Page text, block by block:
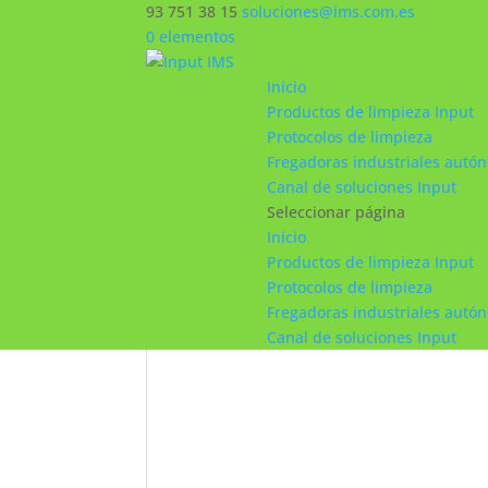
93 751 38 15 soluciones@ims.com.es
0 elementos
Inicio
Productos de limpieza Input
Protocolos de limpieza
Fregadoras industriales
Canal de soluciones Input
Seleccionar página
Inicio
Productos de limpieza Input
Protocolos de limpieza
Fregadoras industriales
Canal de soluciones Input